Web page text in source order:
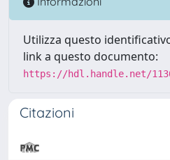
Utilizza questo
link a questo documento:
https://hdl.handle.net/
Citazioni